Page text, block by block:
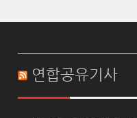
연합공유기사